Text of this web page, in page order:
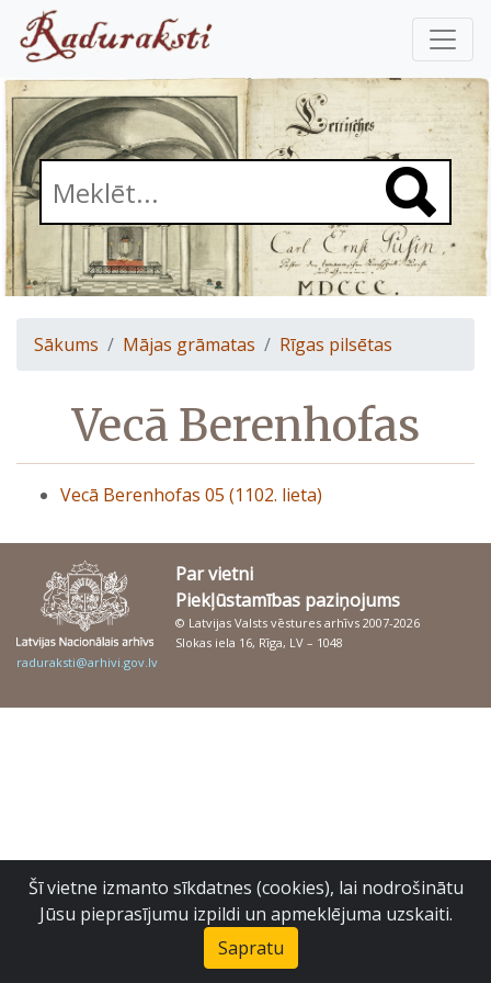
Sākums Mājas grāmatas Rīgas pilsētas
Vecā Berenhofas
Vecā Berenhofas 05 (1102. lieta)
Par vietni
Piekļūstamības paziņojums
© Latvijas Valsts vēstures arhīvs 2007-2026
Slokas iela 16, Rīga, LV – 1048
raduraksti@arhivi.gov.lv
Šī vietne izmanto sīkdatnes (cookies), lai nodrošinātu
Jūsu pieprasījumu izpildi un apmeklējuma uzskaiti.
Sapratu